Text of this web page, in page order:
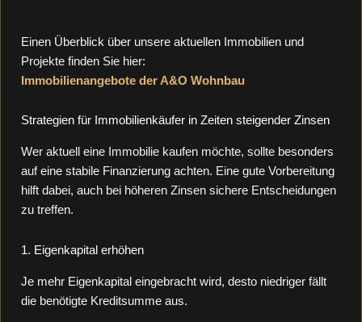
Einen Überblick über unsere aktuellen Immobilien und
Projekte finden Sie hier:
Immobilienangebote der A&O Wohnbau
Strategien für Immobilienkäufer in Zeiten steigender Zinsen
Wer aktuell eine Immobilie kaufen möchte, sollte besonders
auf eine stabile Finanzierung achten. Eine gute Vorbereitung
hilft dabei, auch bei höheren Zinsen sichere Entscheidungen
zu treffen.
1. Eigenkapital erhöhen
Je mehr Eigenkapital eingebracht wird, desto niedriger fällt
die benötigte Kreditsumme aus.